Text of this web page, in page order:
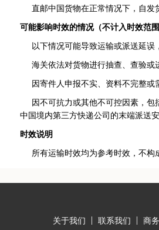
直邮中国货物在正常情况下，自发
可能影响时效的情况（不计入时效范
以下情况可能导致运输或派送延误
海关依法对货物进行抽查、查验或
因寄件人申报不实、资料不完整或
因不可抗力或其他不可控因素，包
中国境内第三方快递公司的末端派送
时效说明
所有运输时效均为参考时效，不构
关于我们 联系我们 商